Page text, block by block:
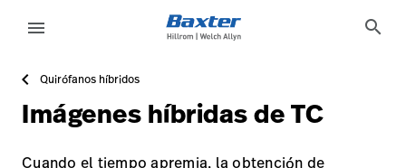
https://assets.hillrom.com/is/image/hillrom/IMG_6876-
Soluciones
Productos
Update
Profile
Cerrar
menu search
Quirófanos híbridos
Imágenes híbridas de TC
Cuando el tiempo apremia, la obtención de